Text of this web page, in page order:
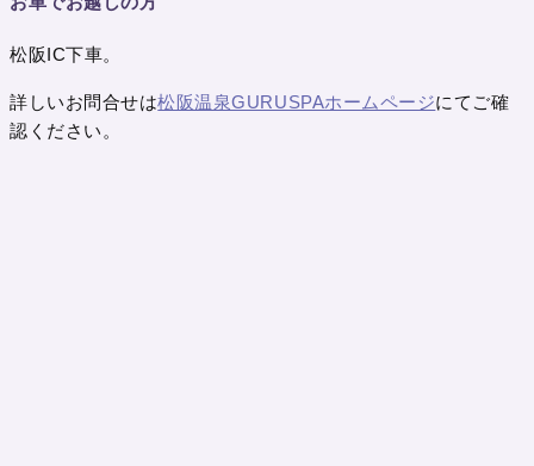
松阪IC下車。
詳しいお問合せは松阪温泉GURUSPAホームページにてご確
認ください。